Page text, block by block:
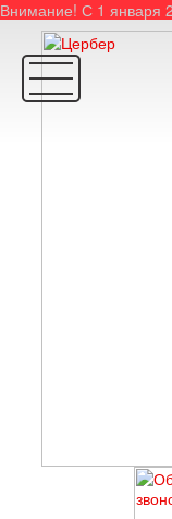
Внимание! С 1 января